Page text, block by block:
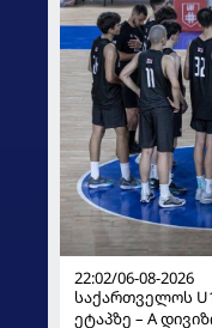
22:02/06-08-2026
საქართველოს
ეტაპზე – A